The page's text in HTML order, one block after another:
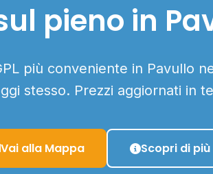
pieno in
più conveniente in Pavullo
stesso. Prezzi aggiornati in
Vai alla Mappa Scopri di più